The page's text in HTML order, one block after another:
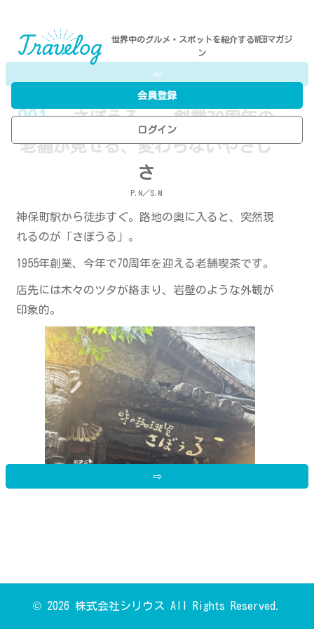
世界中のグルメ・スポットを紹介するWEBマガジ
ン
会員登録
ログイン
⇦
001- さぼうる — 創業70周年の
老舗が見せる、変わらないやさし
さ
P.N／S.M
神保町駅から徒歩すぐ。路地の奥に入ると、突然現
れるのが「さぼうる」。
1955年創業、今年で70周年を迎える老舗喫茶です。
店先には木々のツタが絡まり、岩壁のような外観が
印象的。
⇨
© 2026 株式会社シリウス All Rights Reserved.